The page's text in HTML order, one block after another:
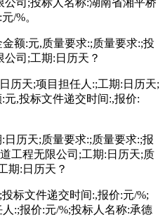
司;投标人名称:湖南省湘平桥
/%。
额:元,质量要求:;质量要求:;投
司;工期:日历天？
天;项目担任人:;工期:日历天;
,投标文件递交时间:,报价:
历天;质量要求:;质量要求:;报
工程无限公司;工期:日历天;质
期:日历天？
文件递交时间:,报价:元/%;
:;报价:元/%;投标人名称:承德